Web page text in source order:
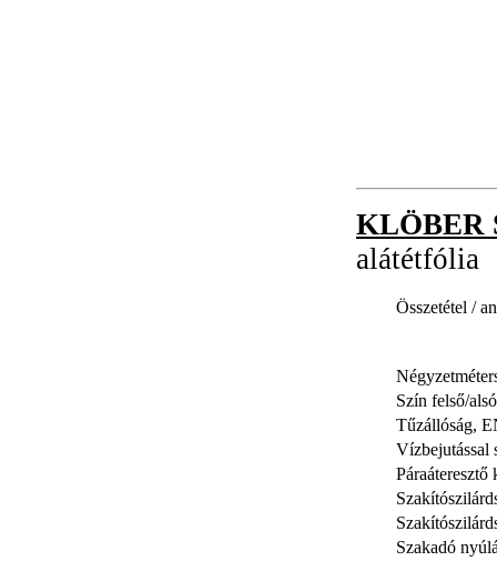
KLÖBER
alátétfólia
Összetétel /
Szín felső/
Tűzállóság,
Vízbejutással
Szakadó